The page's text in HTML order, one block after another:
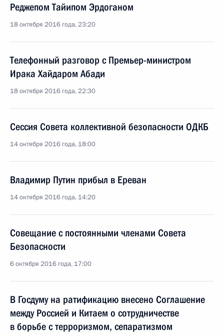
Реджепом Тайипом Эрдоганом
18 октября 2016 года, 23:20
Телефонный разговор с Премьер-министром
Ирака Хайдаром Абади
18 октября 2016 года, 22:30
Сессия Совета коллективной безопасности ОДКБ
14 октября 2016 года, 18:00
Владимир Путин прибыл в Ереван
14 октября 2016 года, 14:20
Совещание с постоянными членами Совета
Безопасности
6 октября 2016 года, 17:00
В Госдуму на ратификацию внесено Соглашение
между Россией и Китаем о сотрудничестве
в борьбе с терроризмом, сепаратизмом